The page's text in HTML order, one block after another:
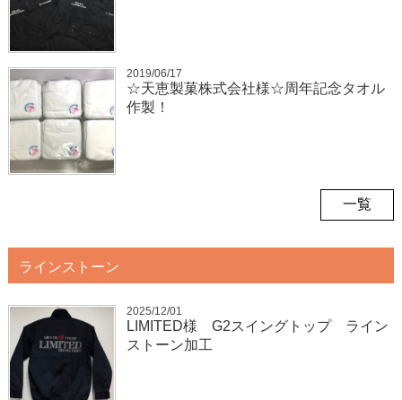
2019/06/17
☆天恵製菓株式会社様☆周年記念タオル
作製！
一覧
ラインストーン
2025/12/01
LIMITED様 G2スイングトップ ライン
ストーン加工